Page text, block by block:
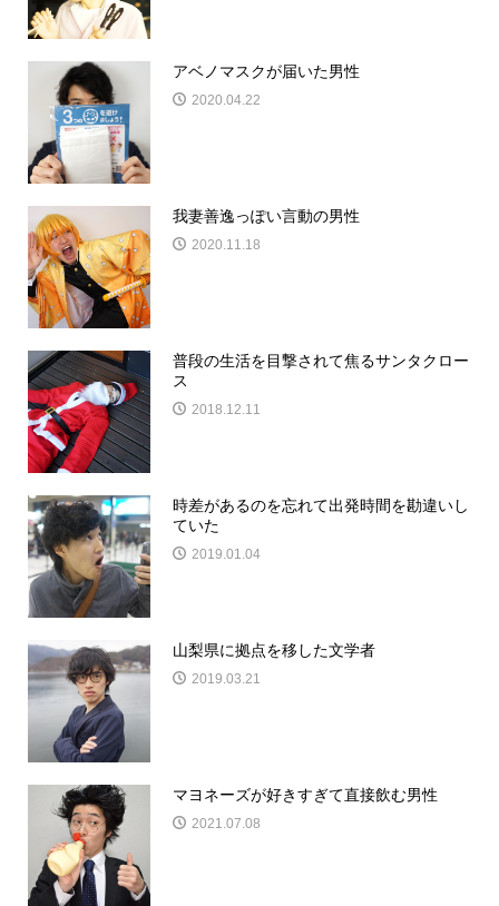
アベノマスクが届いた男性
2020.04.22
我妻善逸っぽい言動の男性
2020.11.18
普段の生活を目撃されて焦るサンタクロー
ス
2018.12.11
時差があるのを忘れて出発時間を勘違いし
ていた
2019.01.04
山梨県に拠点を移した文学者
2019.03.21
マヨネーズが好きすぎて直接飲む男性
2021.07.08